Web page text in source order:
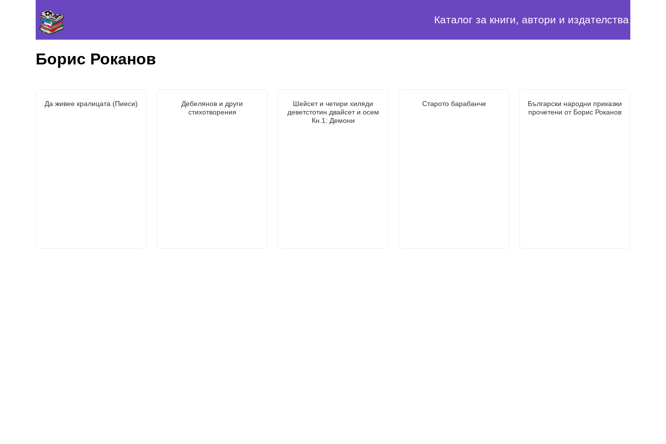
Каталог за книги, автори и издателства
Борис Роканов
Да живее кралицата (Пиеси)
Дебелянов и други
стихотворения
Шейсет и четири хиляди
деветстотин двайсет и осем
Кн.1: Демони
Старото барабанче
Български народни приказки
прочетени от Борис Роканов